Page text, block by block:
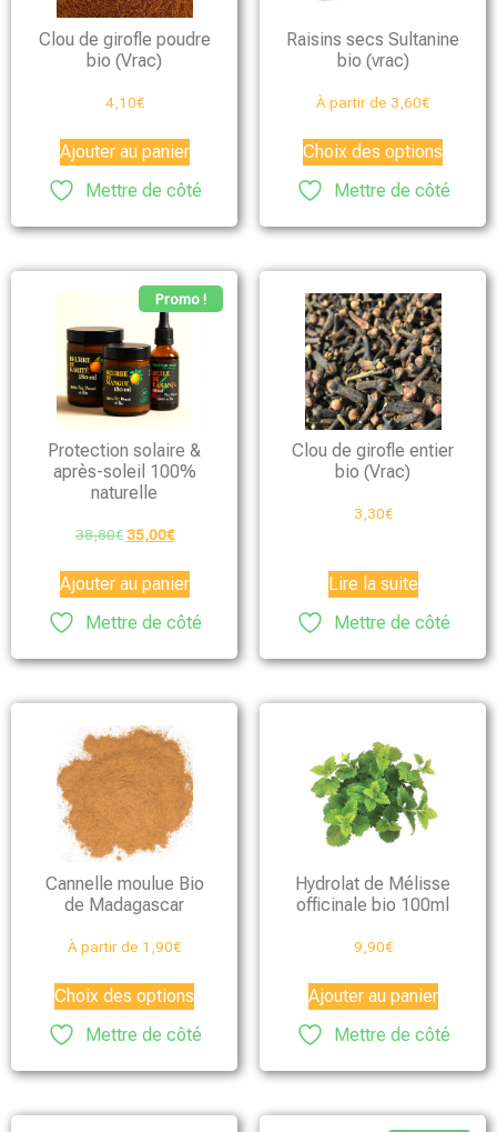
Clou de girofle poudre
bio (Vrac)
4,10€
Ajouter au panier
Mettre de côté
Raisins secs Sultanine
bio (vrac)
À partir de 3,60€
Choix des options
Mettre de côté
Promo !
Protection solaire &
après-soleil 100%
naturelle
38,80€ 35,00€
Ajouter au panier
Mettre de côté
Clou de girofle entier
bio (Vrac)
3,30€
Lire la suite
Mettre de côté
Cannelle moulue Bio
de Madagascar
À partir de 1,90€
Choix des options
Mettre de côté
Hydrolat de Mélisse
officinale bio 100ml
9,90€
Ajouter au panier
Mettre de côté